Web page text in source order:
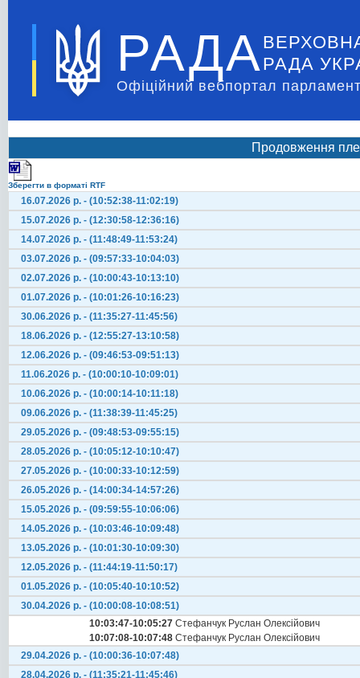
РАДА РАДА
Офіційний вебпортал
Продовження
Зберегти в форматі RTF
16.07.2026 р. - (10:52:38-11:02:19)
15.07.2026 р. - (12:30:58-12:36:16)
14.07.2026 р. - (11:48:49-11:53:24)
03.07.2026 р. - (09:57:33-10:04:03)
02.07.2026 р. - (10:00:43-10:13:10)
01.07.2026 р. - (10:01:26-10:16:23)
30.06.2026 р. - (11:35:27-11:45:56)
18.06.2026 р. - (12:55:27-13:10:58)
12.06.2026 р. - (09:46:53-09:51:13)
11.06.2026 р. - (10:00:10-10:09:01)
10.06.2026 р. - (10:00:14-10:11:18)
09.06.2026 р. - (11:38:39-11:45:25)
29.05.2026 р. - (09:48:53-09:55:15)
28.05.2026 р. - (10:05:12-10:10:47)
27.05.2026 р. - (10:00:33-10:12:59)
26.05.2026 р. - (14:00:34-14:57:26)
15.05.2026 р. - (09:59:55-10:06:06)
14.05.2026 р. - (10:03:46-10:09:48)
13.05.2026 р. - (10:01:30-10:09:30)
12.05.2026 р. - (11:44:19-11:50:17)
01.05.2026 р. - (10:05:40-10:10:52)
30.04.2026 р. - (10:00:08-10:08:51)
10:03:47-10:05:27 Стефанчук Руслан Олексійович
10:07:08-10:07:48 Стефанчук Руслан Олексійович
29.04.2026 р. - (10:00:36-10:07:48)
28.04.2026 р. - (11:35:21-11:45:46)